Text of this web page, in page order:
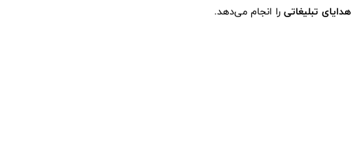
هدایای تبلیغاتی را انجام می‌دهد.